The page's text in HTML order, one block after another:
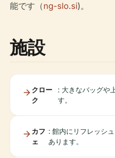
能です（ng-slo.si)。
施設
クロー
ク
: 大きなバッグや
す。
カフ
ェ
: 館内にリフレッシ
あります。